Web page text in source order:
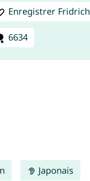
Enregistrer Fridrich
6634
Japonais